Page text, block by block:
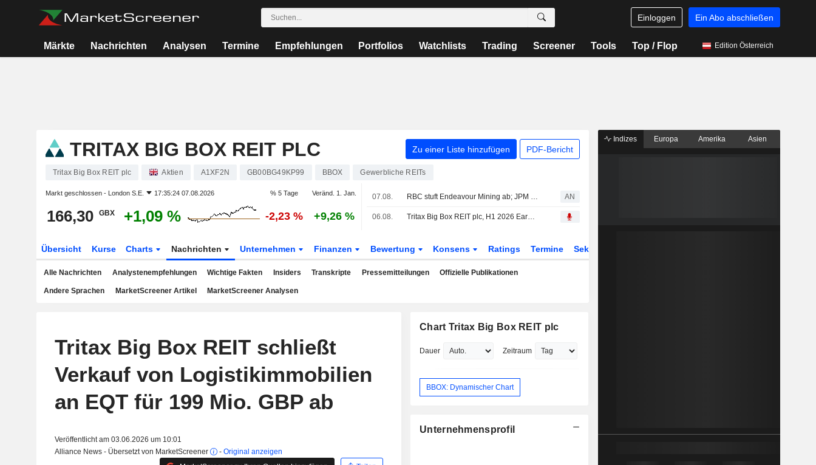
Einloggen Ein Abo abschließen
Märkte Nachrichten Analysen Termine Empfehlungen Portfolios Watchlists Trading Screener Tools Top / Flop Edition Österreich
TRITAX BIG BOX REIT PLC Zu einer Liste hinzufügen PDF-Bericht
Tritax Big Box REIT plc Aktien A1XF2N GB00BG49KP99 BBOX Gewerbliche REITs
Markt geschlossen - London S.E. 17:35:24 07.08.2026 % 5 Tage Veränd. 1. Jan.
166,30 GBX +1,09 % -2,23 % +9,26 %
07.08. RBC stuft Endeavour Mining ab; JPM hebt easyJet an AN
06.08. Tritax Big Box REIT plc, H1 2026 Earnings Call, Aug 06, 2026
Übersicht Kurse Charts Nachrichten Unternehmen Finanzen Bewertung Konsens Ratings Termine Sektor
Alle Nachrichten Analystenempfehlungen Wichtige Fakten Insiders Transkripte Pressemitteilungen Offizielle Publikationen
Andere Sprachen MarketScreener Artikel MarketScreener Analysen
Tritax Big Box REIT schließt
Verkauf von Logistikimmobilien
an EQT für 199 Mio. GBP ab
Veröffentlicht am 03.06.2026 um 10:01
Alliance News - Übersetzt von MarketScreener
- Original anzeigen
Chart Tritax Big Box REIT plc
Dauer Zeitraum
BBOX: Dynamischer Chart
Unternehmensprofil
Indizes Europa Amerika Asien